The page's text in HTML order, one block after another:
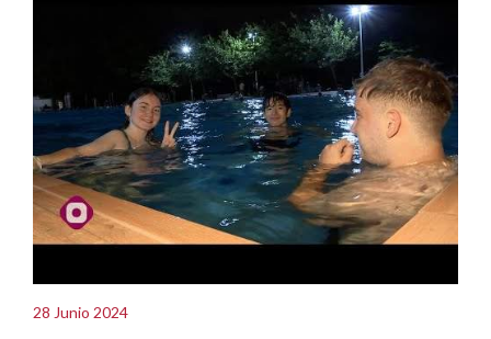
28 Junio 2024